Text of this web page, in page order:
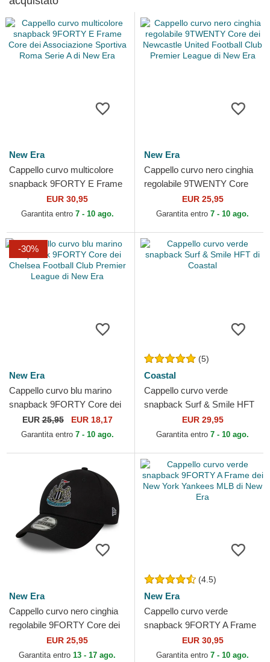
New Era
Cappello curvo multicolore
snapback 9FORTY E Frame
Core dei Associazione
Sportiva Roma Serie A di...
EUR 30,95
Garantita entro 7 - 10 ago.
New Era
Cappello curvo nero cinghia
regolabile 9TWENTY Core
dei Newcastle United Football
Club Premier...
EUR 25,95
Garantita entro 7 - 10 ago.
-30%
New Era
Cappello curvo blu marino
snapback 9FORTY Core dei
Chelsea Football Club
Premier League di New Era
EUR25,95 EUR 18,17
Garantita entro 7 - 10 ago.
(5)
Coastal
Cappello curvo verde
snapback Surf & Smile HFT
di CoastalEUR 29,95
Garantita entro 7 - 10 ago.
New Era
Cappello curvo nero cinghia
regolabile 9FORTY Core dei
Newcastle United Football
Club Premier...
EUR 25,95
Garantita entro 13 - 17 ago.
(4.5)
New Era
Cappello curvo verde
snapback 9FORTY A Frame
dei New York Yankees MLB
di New Era
EUR 30,95
Garantita entro 7 - 10 ago.